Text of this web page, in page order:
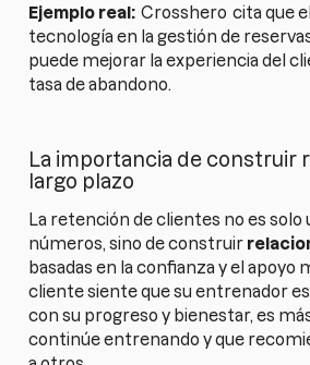
Ejemplo real: Crosshero cita que
tecnología en la gestión de
puede mejorar la experiencia del
tasa de abandono.
La importancia de construir
largo plazo
La retención de clientes no es solo
números, sino de construir
basadas en la confianza y el apoyo
cliente siente que su entrenador
con su progreso y bienestar, es
continúe entrenando y que